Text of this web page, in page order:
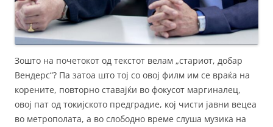
Зошто на почетокот од текстот велам „стариот, добар
Вендерс“? Па затоа што тој со овој филм им се враќа на
корените, повторно ставајќи во фокусот маргиналец,
овој пат од токијското предградие, кој чисти јавни вецеа
во метрополата, а во слободно време слуша музика на